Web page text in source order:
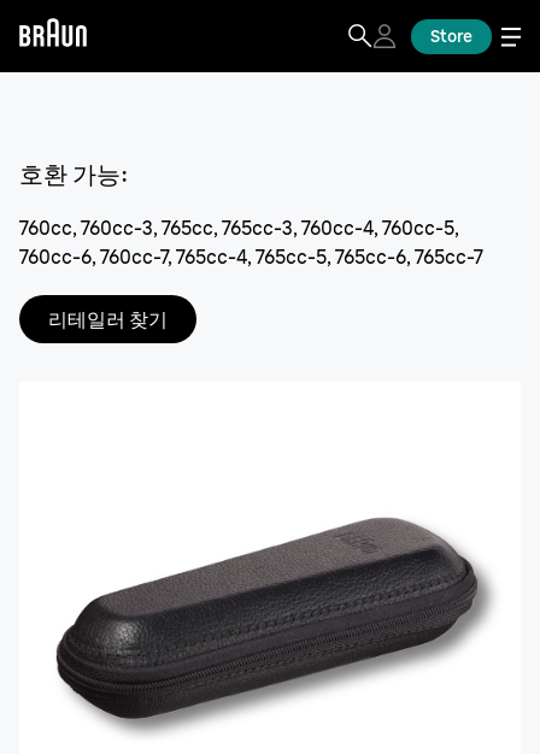
Store
호환 가능:
760cc, 760cc-3, 765cc, 765cc-3, 760cc-4, 760cc-5,
760cc-6, 760cc-7, 765cc-4, 765cc-5, 765cc-6, 765cc-7
리테일러 찾기